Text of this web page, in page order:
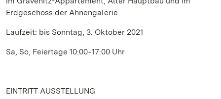
Erdgeschoss der Ahnengalerie
Laufzeit: bis Sonntag, 3. Oktober 2021
Sa, So, Feiertage 10:00‒17:00 Uhr
EINTRITT AUSSTELLUNG